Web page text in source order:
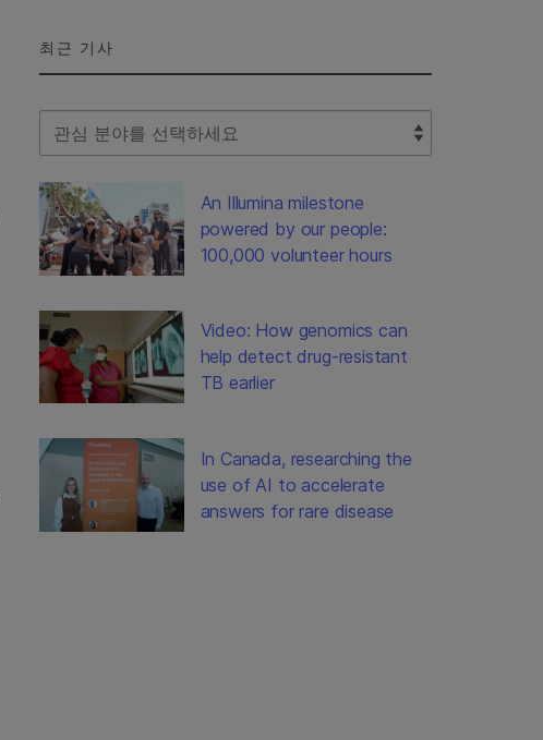
최근 기사
Select Filter
An Illumina milestone
powered by our people:
100,000 volunteer hours
Video: How genomics can
help detect drug-resistant
TB earlier
In Canada, researching the
use of AI to accelerate
answers for rare disease